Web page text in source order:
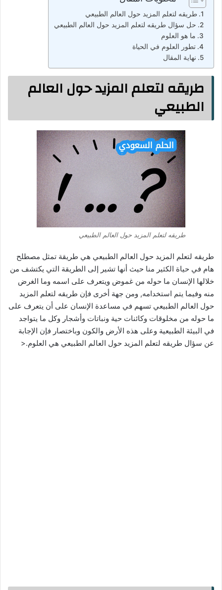
طريقه لتعلم المزيد حول العالم الطبيعي
حل سؤال طريقه لتعلم المزيد حول العالم الطبيعي
ما هو العلوم
تطور العلوم في الحياة
نهاية المقال
طريقه لتعلم المزيد حول العالم
الطبيعي
طريقه لتعلم المزيد حول العالم الطبيعي
طريقه لتعلم المزيد حول العالم الطبيعي هي طريقة تمثل مصطلح
هام في حياة الكثير منا حيث أنها تشير إلى الطريقة التي يكتشف من
خلالها الإنسان ما حوله من غموض ويتعرف على اسمه وما الغرض
منه وفيما يتم استخدامه, ومن جهة أخرى فإن طريقه لتعلم المزيد
حول العالم الطبيعي تسهم في مساعدة الإنسان على أن يتعرف على
ما حوله من مخلوقات وكائنات حية ونباتات وأشجار وكل ما يتواجد
في البيئة الطبيعية وعلى هذه الأرض والكون وباختصار فإن الإجابة
عن سؤال طريقه لتعلم المزيد حول العالم الطبيعي هي العلوم.<